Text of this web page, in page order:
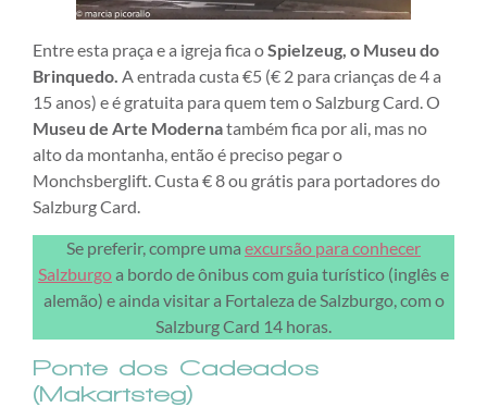
Entre esta praça e a igreja fica oSpielzeug, o Museu do
Brinquedo. A entrada custa €5 (€ 2 para crianças de 4 a
15 anos) e é gratuita para quem tem o Salzburg Card. O
Museu de Arte Modernatambém fica por ali, mas no
alto da montanha, então é preciso pegar o
Monchsberglift. Custa € 8 ou grátis para portadores do
Salzburg Card.
Se preferir, compre uma excursão para conhecer
Salzburgoa bordo de ônibus com guia turístico (inglês e
alemão) e ainda visitar a Fortaleza de Salzburgo, com o
Salzburg Card 14 horas.
Ponte dos Cadeados
(Makartsteg)